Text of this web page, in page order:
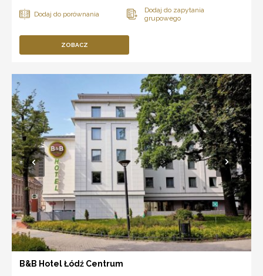
ZOBACZ
B&B Hotel Łódź Centrum